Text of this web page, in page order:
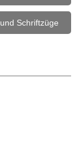
Schriftzüge